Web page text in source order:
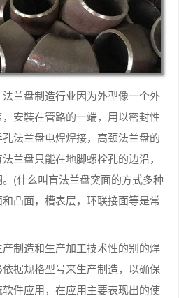
兰盘制造行业因为外型像一个外
安裝在管路的一端，用以密封性
法兰盘电焊焊接，高颈法兰盘的
兰盘只能在地脚螺栓孔的边沿，
(什么叫盲法兰盘突面的方式多种
凸面，槽表层，环联接面等是常
制造和生产加工技术性的别的焊
据规格型号来生产制造，以确保
件应用，在应用主要表现出的使